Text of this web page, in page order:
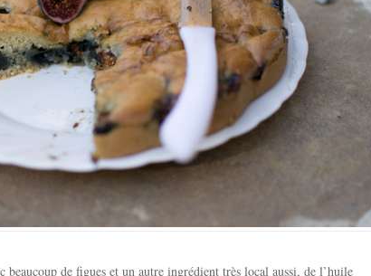
beaucoup de figues et un autre ingrédient très local aussi, de l’huile